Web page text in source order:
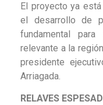
El proyecto ya
el desarrollo de
fundamental
relevante a la
presidente
Arriagada.
RELAVES